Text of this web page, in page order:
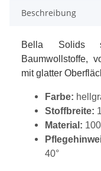
Beschreibung
Bella Solids
Baumwollstoffe,
mit glatter
Farbe:
Stoffbreite:
Material:
40°